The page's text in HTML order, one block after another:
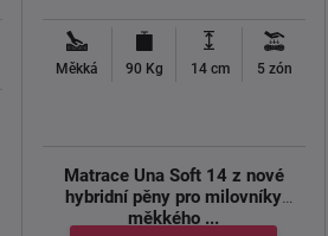
Měkká 90 Kg 14 cm 5 zón
Matrace Una Soft 14 z nové
hybridní pěny pro milovníky
měkkého ...